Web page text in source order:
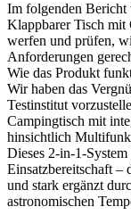
Im folgenden Bericht
Klappbarer Tisch
werfen und prüfen,
Anforderungen
Wie das Produkt
Wir haben das
Testinstitut
Campingtisch mit
hinsichtlich
Dieses 2-in-1-
Einsatzbereitschaft –
und stark ergänzt
astronomischen